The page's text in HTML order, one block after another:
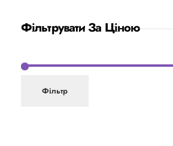
Фільтрувати За Ціною
Фільтр